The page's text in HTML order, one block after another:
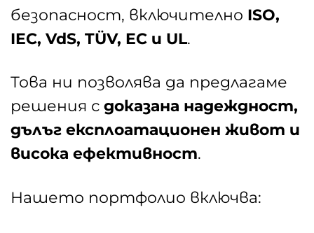
безопасност, включително ISO,
IEC, VdS, TÜV, EC и UL.
Това ни позволява да предлагаме
решения с доказана надеждност,
дълъг експлоатационен живот и
висока ефективност.
Нашето портфолио включва: